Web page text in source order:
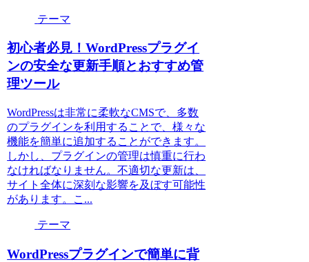
テーマ
初心者必見！WordPressプラグイ
ンの安全な更新手順とおすすめ管
理ツール
WordPressは非常に柔軟なCMSで、多数
のプラグインを利用することで、様々な
機能を簡単に追加することができます。
しかし、プラグインの管理は慎重に行わ
なければなりません。不適切な更新は、
サイト全体に深刻な影響を及ぼす可能性
があります。こ...
テーマ
WordPressプラグインで簡単に背